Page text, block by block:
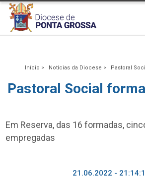
Início > Notícias da Diocese > Pastoral
Pastoral Social
Em Reserva, das 16 formadas,
empregadas
21.06.2022 -